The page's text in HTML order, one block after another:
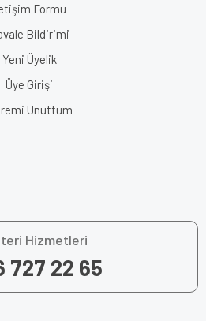
Formu
Bildirimi
Yeni Üyelik
Üye Girişi
Unuttum
Hizmetleri
727 22 65